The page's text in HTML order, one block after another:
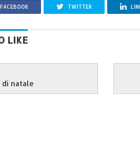
FACEBOOK TWITTER
LIKE
natale